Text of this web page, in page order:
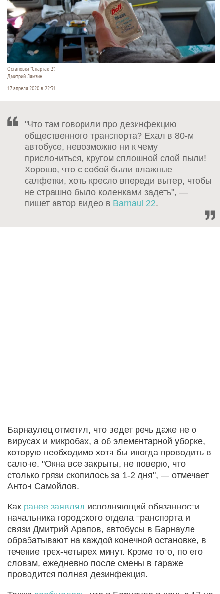
Остановка "Спартак-2".
Дмитрий Лямзин
17 апреля 2020 в 22:31
"Что там говорили про дезинфекцию
общественного транспорта? Ехал в 80-м
автобусе, невозможно ни к чему
прислониться, кругом сплошной слой пыли!
Хорошо, что с собой были влажные
салфетки, хоть кресло впереди вытер, чтобы
не страшно было коленками задеть", —
пишет автор видео в Barnaul 22.
Барнаулец отметил, что ведет речь даже не о
вирусах и микробах, а об элементарной уборке,
которую необходимо хотя бы иногда проводить в
салоне. "Окна все закрыты, не поверю, что
столько грязи скопилось за 1-2 дня", — отмечает
Антон Самойлов.
Как ранее заявлял исполняющий обязанности
начальника городского отдела транспорта и
связи Дмитрий Арапов, автобусы в Барнауле
обрабатывают на каждой конечной остановке, в
течение трех-четырех минут. Кроме того, по его
словам, ежедневно после смены в гараже
проводится полная дезинфекция.